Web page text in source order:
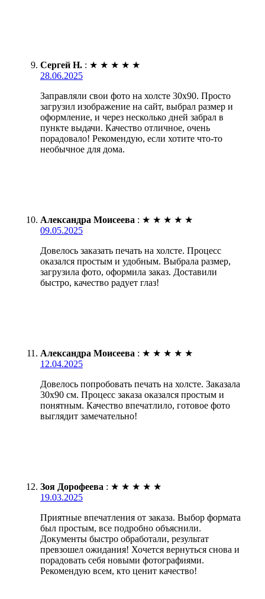
Сергей Н. : ★ ★ ★ ★ ★
28.06.2025
Заправляли свои фото на холсте 30х90. Просто
загрузил изображение на сайт, выбрал размер и
оформление, и через несколько дней забрал в
пункте выдачи. Качество отличное, очень
порадовало! Рекомендую, если хотите что-то
необычное для дома.
Александра Моисеева : ★ ★ ★ ★ ★
09.05.2025
Довелось заказать печать на холсте. Процесс
оказался простым и удобным. Выбрала размер,
загрузила фото, оформила заказ. Доставили
быстро, качество радует глаз!
Александра Моисеева : ★ ★ ★ ★ ★
12.04.2025
Довелось попробовать печать на холсте. Заказала
30х90 см. Процесс заказа оказался простым и
понятным. Качество впечатлило, готовое фото
выглядит замечательно!
Зоя Дорофеева : ★ ★ ★ ★ ★
19.03.2025
Приятные впечатления от заказа. Выбор формата
был простым, все подробно объяснили.
Документы быстро обработали, результат
превзошел ожидания! Хочется вернуться снова и
порадовать себя новыми фотографиями.
Рекомендую всем, кто ценит качество!